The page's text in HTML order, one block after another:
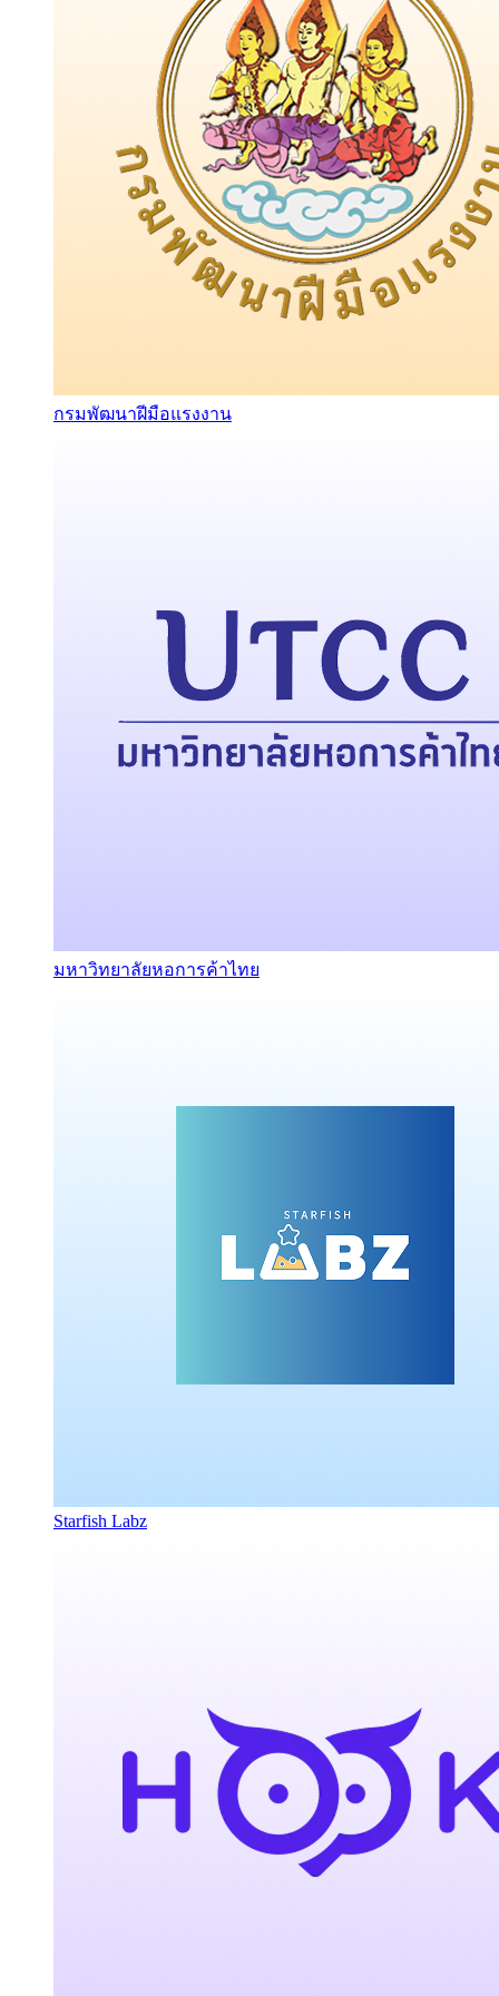
กรมพัฒนาฝีมือแรงงาน
มหาวิทยาลัยหอการค้าไทย
Starfish Labz